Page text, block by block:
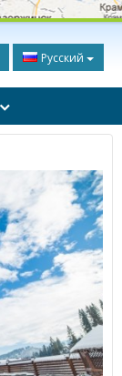
Русский